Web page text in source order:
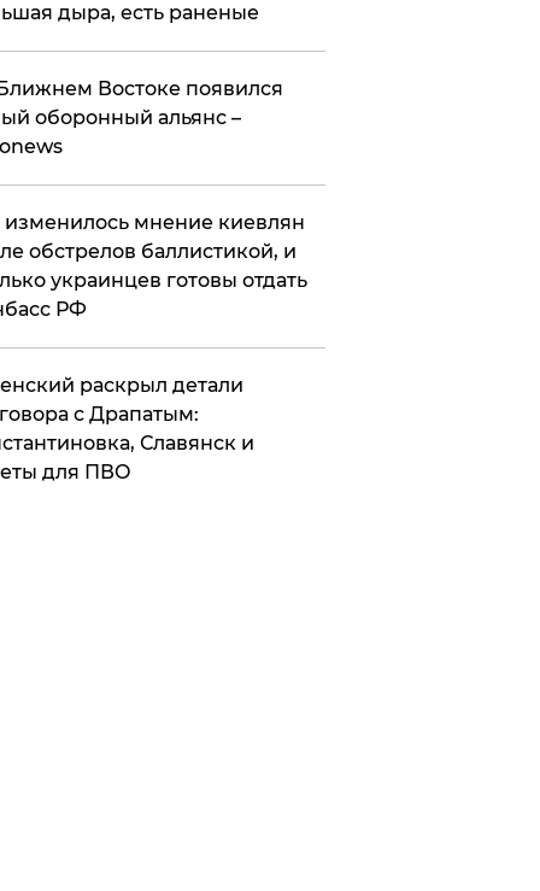
дыра, есть раненые
Востоке появился
оборонный альянс –
изменилось мнение киевлян
обстрелов баллистикой, и
украинцев готовы отдать
РФ
раскрыл детали
с Драпатым:
Славянск и
для ПВО